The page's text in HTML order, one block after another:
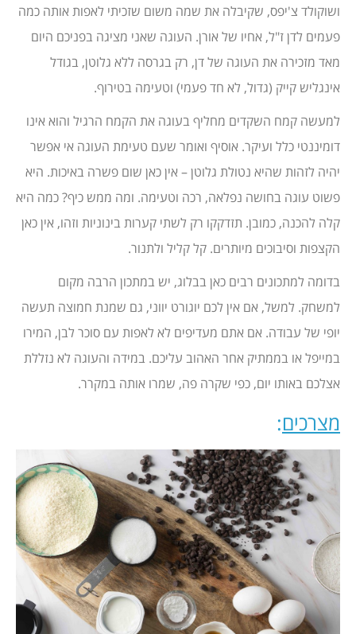
ושוקולד צ'יפס, שקיבלה את שמה משום שזכיתי לאפות אותה כמה
פעמים לדן ז"ל, אחיו של אורן. העוגה שאני מציגה בפניכם היום
מאד מזכירה את העוגה של דן, רק בגרסה ללא גלוטן, בגודל
אינגליש קייק (גדול, לא חד פעמי) וטעימה בטירוף.
למעשה קמח השקדים מחליף בעוגה את הקמח הרגיל והוא אינו
דומיננטי כלל ועיקר. אוסיף ואומר שעם טעימת העוגה אי אפשר
יהיה לזהות שהיא נטולת גלוטן – אין כאן שום פשרה באיכות. היא
פשוט עוגה בחושה נפלאה, רכה וטעימה. ומה ממש כיף? כמה היא
קלה להכנה, כמובן. תזדקקו רק לשתי קערות בינוניות וזהו, אין כאן
הקצפות וסיבוכים מיותרים. קל קליל ולתנור.
בדומה למתכונים רבים כאן בבלוג, יש במתכון הרבה מקום
למשחק. למשל, אם אין לכם יוגורט יווני, גם שמנת חמוצה תעשה
יופי של עבודה. אם אתם מעדיפים לא לאפות עם סוכר לבן, המירו
במייפל או בממתיק אחר האהוב עליכם. במידה והעוגה לא נזללת
אצלכם באותו יום, כפי שקרה פה, שמרו אותה במקרר.
מצרכים: